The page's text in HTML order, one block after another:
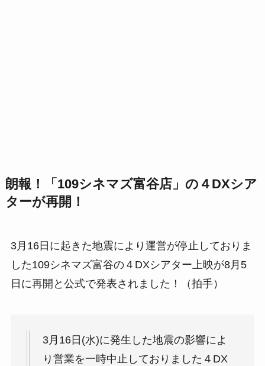
朗報！「109シネマズ富谷店」の４DXシア
ターが再開！
3月16日に起きた地震により運営が停止しておりま
した109シネマズ富谷の４DXシアター上映が8月5
日に再開と公式で発表されました！（拍手）
3月16日(水)に発生した地震の影響によ
り営業を一時中止しておりました４DX